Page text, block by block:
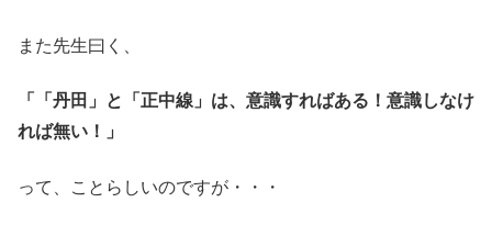
また先生曰く、
「「丹田」と「正中線」は、意識すればある！意識しなけ
れば無い！」
って、ことらしいのですが・・・